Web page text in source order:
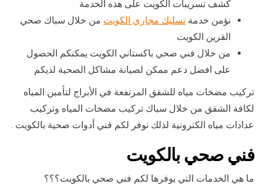
كشف تسريبات الكويت على هذه الخدمة
نؤمن خدمة تسليك مجاري الكويت من خلال سباك صحي
القرين الكويت
من خلال فني صحي باكستاني الكويت يمكنكم الحصول
على افضل دعم ممكن لصيانة مشاكل الصحية لديكم
تركيب مضخات مياه للشقق المرتفعة في الأبراج لتأمين المياه
لكافة الشقق من خلال سباك تركيب مضخات المياه وتركيب
عدادات مياه الكترونية لذلك نوفر لكم فني أدوات صحية بالكويت .
فني صحي بالكويت
ما هي الخدمات التي يوفرها لكم فني صحي بالكويت؟؟؟